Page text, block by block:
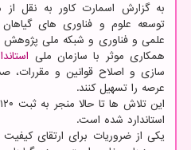
به گزارش اسمارت کاور به نقل
توسعه علوم و فناوری های
علمی و فناوری و شبکه ملی پژوهش
همکاری موثر با سازمان ملی
سازی و اصلاح قوانین و مقررات،
عرصه را تسهیل کنند.
استاندارد شده است.
یکی از ضروریات برای ارتقای